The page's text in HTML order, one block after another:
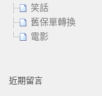
笑話
舊保單轉換
電影
近期留言